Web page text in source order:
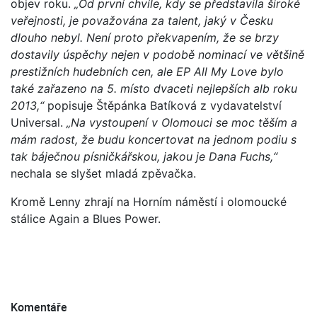
objev roku. „Od první chvíle, kdy se představila široké
veřejnosti, je považována za talent, jaký v Česku
dlouho nebyl. Není proto překvapením, že se brzy
dostavily úspěchy nejen v podobě nominací ve většině
prestižních hudebních cen, ale EP All My Love bylo
také zařazeno na 5. místo dvaceti nejlepších alb roku
2013,“ popisuje Štěpánka Batíková z vydavatelství
Universal. „Na vystoupení v Olomouci se moc těším a
mám radost, že budu koncertovat na jednom podiu s
tak báječnou písničkářskou, jakou je Dana Fuchs,“
nechala se slyšet mladá zpěvačka.
Kromě Lenny zhrají na Horním náměstí i olomoucké
stálice Again a Blues Power.
Komentáře